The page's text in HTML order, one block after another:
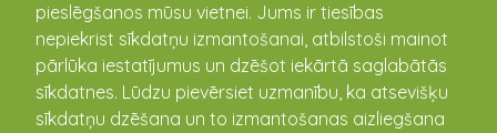
pieslēgšanos mūsu vietnei. Jums ir tiesības
nepiekrist sīkdatņu izmantošanai, atbilstoši mainot
pārlūka iestatījumus un dzēšot iekārtā saglabātās
sīkdatnes. Lūdzu pievērsiet uzmanību, ka atsevišķu
sīkdatņu dzēšana un to izmantošanas aizliegšana